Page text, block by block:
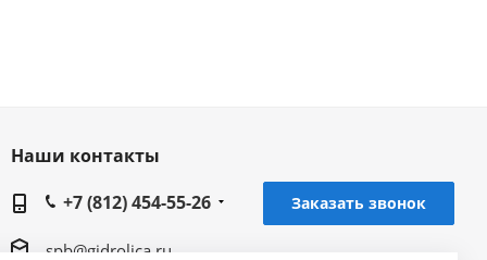
Наши контакты
+7 (812) 454-55-26
Заказать звонок
spb@gidrolica.ru